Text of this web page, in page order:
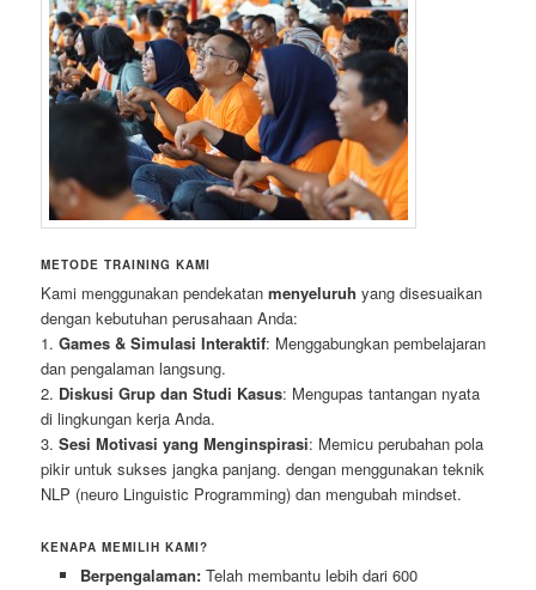
METODE TRAINING KAMI
Kami menggunakan pendekatanmenyeluruh yang disesuaikan
dengan kebutuhan perusahaan Anda:
1.Games & Simulasi Interaktif: Menggabungkan pembelajaran
dan pengalaman langsung.
2. Diskusi Grup dan Studi Kasus: Mengupas tantangan nyata
di lingkungan kerja Anda.
3.Sesi Motivasi yang Menginspirasi: Memicu perubahan pola
pikir untuk sukses jangka panjang. dengan menggunakan teknik
NLP (neuro Linguistic Programming) dan mengubah mindset.
KENAPA MEMILIH KAMI?
Berpengalaman:Telah membantu lebih dari 600